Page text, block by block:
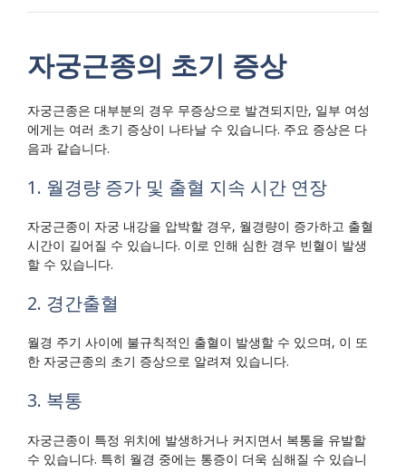
자궁근종의 초기 증상
자궁근종은 대부분의 경우 무증상으로 발견되지만, 일부 여성
에게는 여러 초기 증상이 나타날 수 있습니다. 주요 증상은 다
음과 같습니다.
1. 월경량 증가 및 출혈 지속 시간 연장
자궁근종이 자궁 내강을 압박할 경우, 월경량이 증가하고 출혈
시간이 길어질 수 있습니다. 이로 인해 심한 경우 빈혈이 발생
할 수 있습니다.
2. 경간출혈
월경 주기 사이에 불규칙적인 출혈이 발생할 수 있으며, 이 또
한 자궁근종의 초기 증상으로 알려져 있습니다.
3. 복통
자궁근종이 특정 위치에 발생하거나 커지면서 복통을 유발할
수 있습니다. 특히 월경 중에는 통증이 더욱 심해질 수 있습니